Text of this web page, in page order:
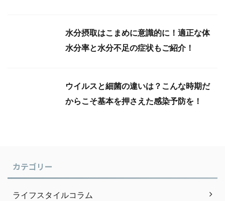
水分摂取はこまめに意識的に！適正な体
水分率と水分不足の症状もご紹介！
ウイルスと細菌の違いは？こんな時期だ
からこそ基本を押さえた感染予防を！
カテゴリー
ライフスタイルコラム